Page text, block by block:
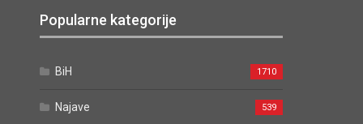
Popularne kategorije
BiH 1710
Najave 539